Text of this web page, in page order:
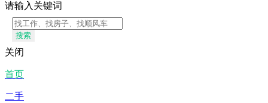
请输入关键词
搜索
关闭
首页
二手